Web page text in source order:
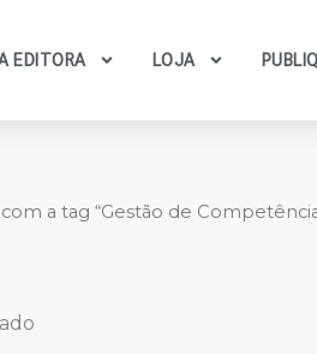
EDITORA LOJA
a tag “Gestão de